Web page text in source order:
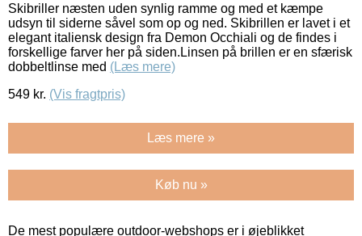
Skibriller næsten uden synlig ramme og med et kæmpe
udsyn til siderne såvel som op og ned. Skibrillen er lavet i et
elegant italiensk design fra Demon Occhiali og de findes i
forskellige farver her på siden.Linsen på brillen er en sfærisk
dobbeltlinse med (Læs mere)
549 kr. (Vis fragtpris)
Læs mere »
Køb nu »
De mest populære outdoor-webshops er i øjeblikket